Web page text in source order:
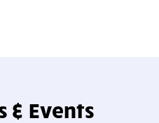
& Events